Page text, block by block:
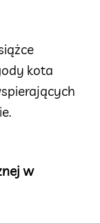
kota
w